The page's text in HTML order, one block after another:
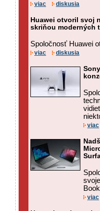
viac diskusia
Huawei otvoril svoj
skriňou moderných
Spoločnosť Huawei
viac diskusia
viac
viac